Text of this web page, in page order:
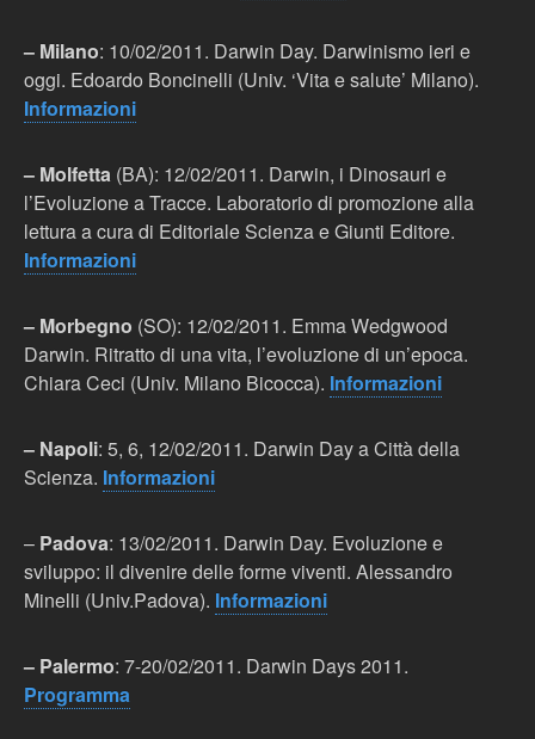
– Milano: 10/02/2011. Darwin Day. Darwinismo ieri e
oggi. Edoardo Boncinelli (Univ. ‘Vita e salute’ Milano).
Informazioni
– Molfetta (BA): 12/02/2011. Darwin, i Dinosauri e
l’Evoluzione a Tracce. Laboratorio di promozione alla
lettura a cura di Editoriale Scienza e Giunti Editore.
Informazioni
– Morbegno (SO): 12/02/2011. Emma Wedgwood
Darwin. Ritratto di una vita, l’evoluzione di un’epoca.
Chiara Ceci (Univ. Milano Bicocca). Informazioni
– Napoli: 5, 6, 12/02/2011. Darwin Day a Città della
Scienza. Informazioni
– Padova: 13/02/2011. Darwin Day. Evoluzione e
sviluppo: il divenire delle forme viventi. Alessandro
Minelli (Univ.Padova). Informazioni
– Palermo: 7-20/02/2011. Darwin Days 2011.
Programma